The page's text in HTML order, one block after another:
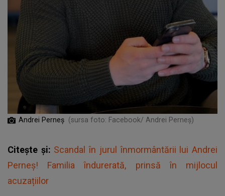
Andrei Perneș (sursa foto: Facebook/ Andrei Perneș)
Citește și: Scandal în jurul înmormântării lui Andrei
Perneș! Familia îndurerată, prinsă în mijlocul
acuzațiilor